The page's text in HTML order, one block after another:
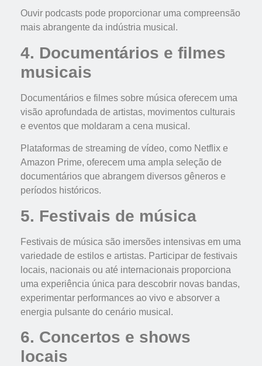
Ouvir podcasts pode proporcionar uma compreensão
mais abrangente da indústria musical.
4. Documentários e filmes
musicais
Documentários e filmes sobre música oferecem uma
visão aprofundada de artistas, movimentos culturais
e eventos que moldaram a cena musical.
Plataformas de streaming de vídeo, como Netflix e
Amazon Prime, oferecem uma ampla seleção de
documentários que abrangem diversos gêneros e
períodos históricos.
5. Festivais de música
Festivais de música são imersões intensivas em uma
variedade de estilos e artistas. Participar de festivais
locais, nacionais ou até internacionais proporciona
uma experiência única para descobrir novas bandas,
experimentar performances ao vivo e absorver a
energia pulsante do cenário musical.
6. Concertos e shows
locais